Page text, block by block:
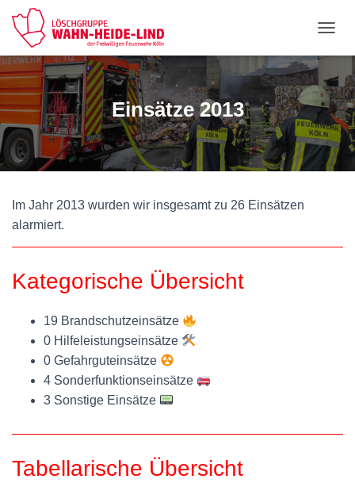
Einsätze 2013
Im Jahr 2013 wurden wir insgesamt zu 26 Einsätzen
alarmiert.
Kategorische Übersicht
19 Brandschutzeinsätze
0 Hilfeleistungseinsätze
0 Gefahrguteinsätze
4 Sonderfunktionseinsätze
3 Sonstige Einsätze
Tabellarische Übersicht